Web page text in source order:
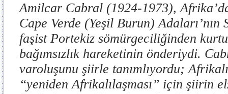
Amilcar Cabral (1924-1973),
Cape Verde (Yeşil Burun)
faşist Portekiz sömürgeciliğinden
bağımsızlık hareketinin önderiydi.
varoluşunu şiirle tanımlıyordu;
“yeniden Afrikalılaşması” için şiirin